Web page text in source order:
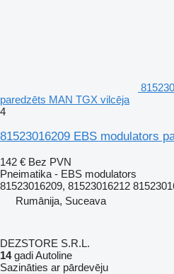
paredzēts MAN TGX vilcēja
4
81523016209 EBS modulators
142 € Bez PVN
Pneimatika - EBS modulators
81523016209, 81523016212
Rumānija, Suceava
DEZSTORE S.R.L.
14gadi Autoline
Sazināties ar pārdevēju